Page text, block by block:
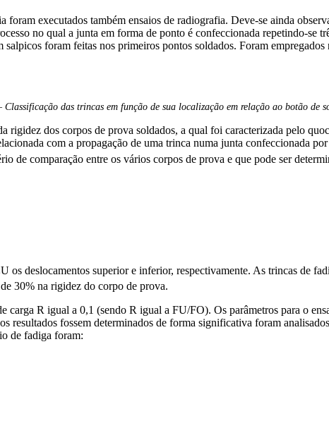
executados também ensaios de radiografia. Deve-se ainda
no qual a junta em forma de ponto é confeccionada repetindo-se
foram feitas nos primeiros pontos soldados. Foram
das trincas em função de sua localização em relação ao botão de
rigidez dos corpos de prova soldados, a qual foi caracterizada pelo
com a propagação de uma trinca numa junta confeccionada
de comparação entre os vários corpos de prova e que pode ser
os deslocamentos superior e inferior, respectivamente. As trincas de
30% na rigidez do corpo de prova.
carga R igual a 0,1 (sendo R igual a FU/FO). Os parâmetros para o
resultados fossem determinados de forma significativa foram
de fadiga foram: